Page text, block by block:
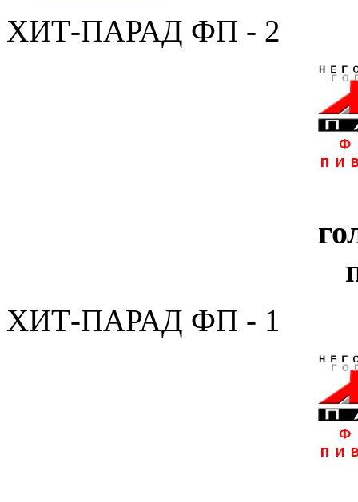
ХИТ-ПАРАД ФП - 2
ХИТ-ПАРАД ФП - 1